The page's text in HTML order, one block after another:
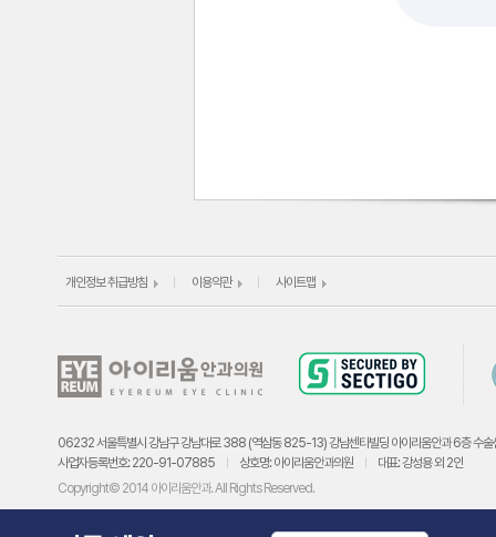
개인정보 취급방침 이용약관 사이트맵
06232 서울특별시 강남구 강남대로 388 (역삼동 825-13) 강남센타빌딩 아이리움안과 6층 수술
사업자등록번호: 220-91-07885
상호명: 아이리움안과의원
대표: 강성용 외 2인
Copyright© 2014 아이리움안과. All Rights Reserved.